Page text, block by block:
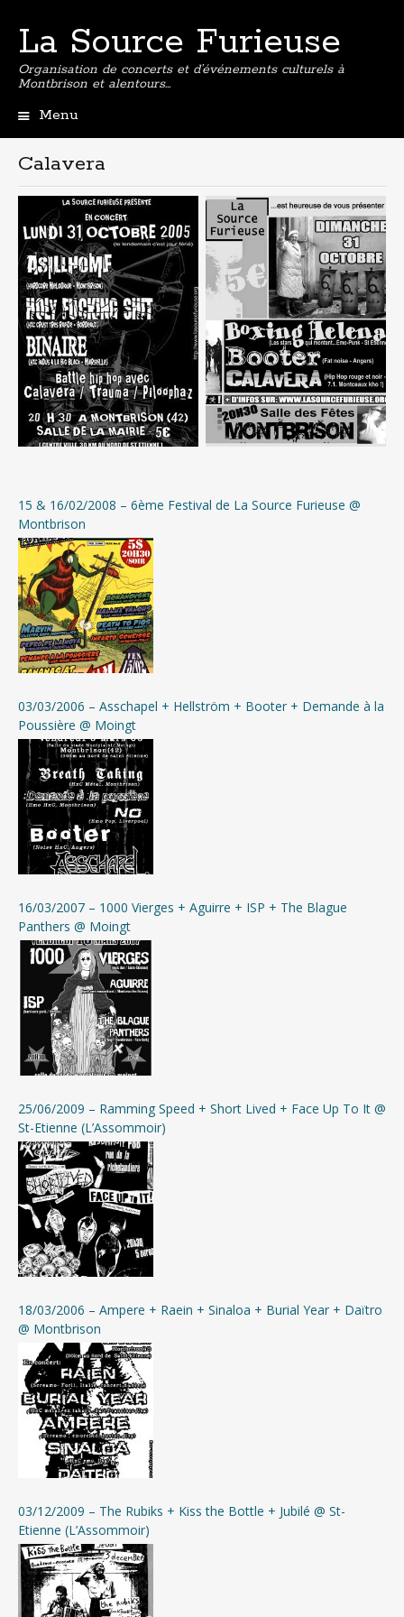
La Source Furieuse
Organisation de concerts et d’événements culturels à
Montbrison et alentours…
Menu
contenu
principal
Calavera
15 & 16/02/2008 – 6ème Festival de La Source Furieuse @
Montbrison
03/03/2006 – Asschapel + Hellström + Booter + Demande à la
Poussière @ Moingt
16/03/2007 – 1000 Vierges + Aguirre + ISP + The Blague
Panthers @ Moingt
25/06/2009 – Ramming Speed + Short Lived + Face Up To It @
St-Etienne (L’Assommoir)
18/03/2006 – Ampere + Raein + Sinaloa + Burial Year + Daïtro
@ Montbrison
03/12/2009 – The Rubiks + Kiss the Bottle + Jubilé @ St-
Etienne (L’Assommoir)